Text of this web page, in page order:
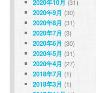
2020年10月 (31)
2020年9月 (30)
2020年8月 (31)
2020年7月 (3)
2020年6月 (30)
2020年5月 (31)
2020年4月 (27)
2018年7月 (1)
2018年3月 (1)